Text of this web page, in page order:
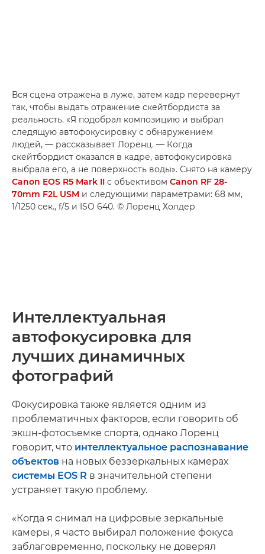
Вся сцена отражена в луже, затем кадр перевернут
так, чтобы выдать отражение скейтбордиста за
реальность. «Я подобрал композицию и выбрал
следящую автофокусировку с обнаружением
людей, — рассказывает Лоренц. — Когда
скейтбордист оказался в кадре, автофокусировка
выбрала его, а не поверхность воды». Снято на камеру
Canon EOS R5 Mark II с объективом Canon RF 28-
70mm F2L USM и следующими параметрами: 68 мм,
1/1250 сек., f/5 и ISO 640. © Лоренц Холдер
Интеллектуальная
автофокусировка для
лучших динамичных
фотографий
Фокусировка также является одним из
проблематичных факторов, если говорить об
экшн-фотосъемке спорта, однако Лоренц
говорит, что интеллектуальное распознавание
объектов на новых беззеркальных камерах
системы EOS R в значительной степени
устраняет такую проблему.
«Когда я снимал на цифровые зеркальные
камеры, я часто выбирал положение фокуса
заблаговременно, поскольку не доверял